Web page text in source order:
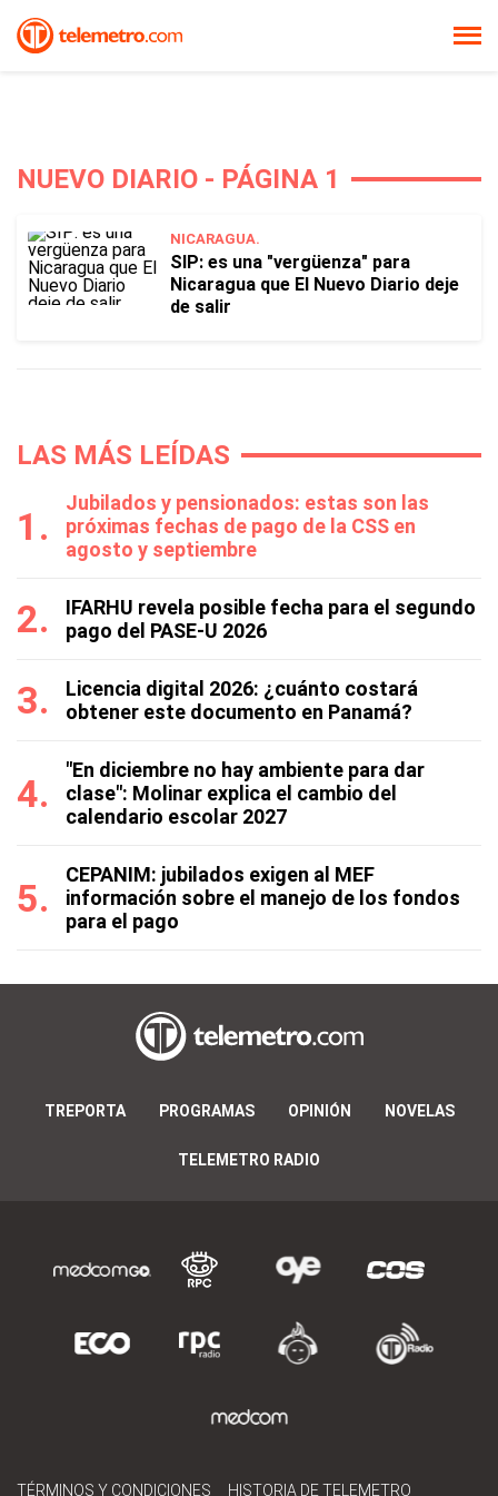
NUEVO DIARIO - PÁGINA 1
NICARAGUA.
SIP: es una "vergüenza" para
Nicaragua que El Nuevo Diario deje
de salir
LAS MÁS LEÍDAS
Jubilados y pensionados: estas son las
próximas fechas de pago de la CSS en
agosto y septiembre
IFARHU revela posible fecha para el segundo
pago del PASE-U 2026
Licencia digital 2026: ¿cuánto costará
obtener este documento en Panamá?
"En diciembre no hay ambiente para dar
clase": Molinar explica el cambio del
calendario escolar 2027
CEPANIM: jubilados exigen al MEF
información sobre el manejo de los fondos
para el pago
TREPORTA PROGRAMAS OPINIÓN NOVELAS
TELEMETRO RADIO
TÉRMINOS Y CONDICIONES HISTORIA DE TELEMETRO